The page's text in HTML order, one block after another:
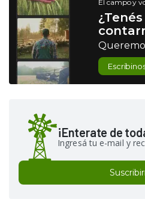
El campo y
¡Enterate de
Ingresá tu e-mail y